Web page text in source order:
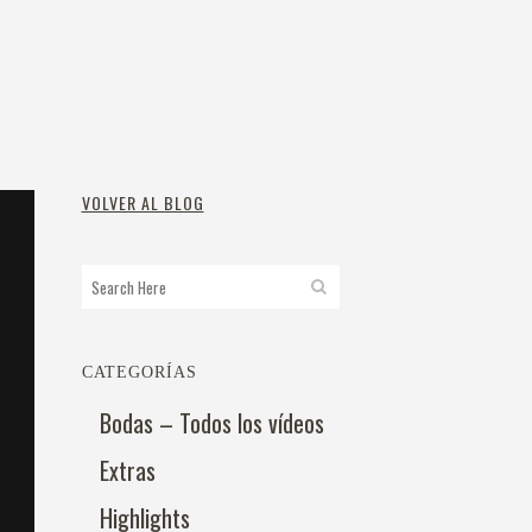
VOLVER AL BLOG
CATEGORÍAS
Bodas – Todos los vídeos
Extras
Highlights